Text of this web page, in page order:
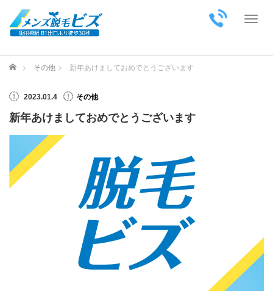
ホーム その他 新年あけましておめでとうございます
2023.01.4 その他
新年あけましておめでとうございます